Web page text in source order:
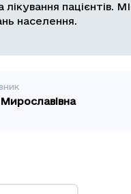
пацієнтів.
населення.